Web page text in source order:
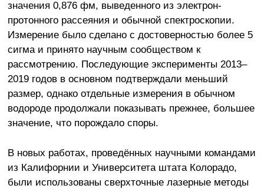
значения 0,876 фм, выведенного из электрон-
протонного рассеяния и обычной спектроскопии.
Измерение было сделано с достоверностью более 5
сигма и принято научным сообществом к
рассмотрению. Последующие эксперименты 2013–
2019 годов в основном подтверждали меньший
размер, однако отдельные измерения в обычном
водороде продолжали показывать прежнее, большее
значение, что порождало споры.
В новых работах, проведённых научными командами
из Калифорнии и Университета штата Колорадо,
были использованы сверхточные лазерные методы